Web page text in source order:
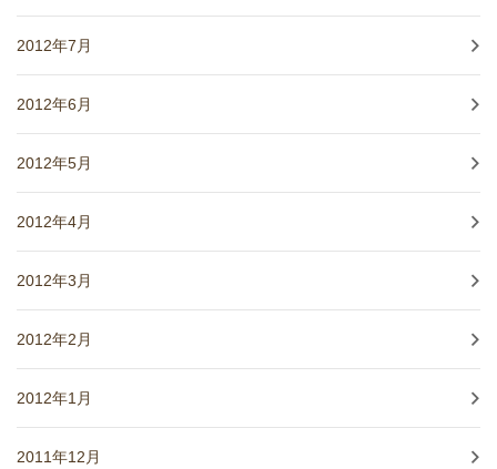
2012年7月
2012年6月
2012年5月
2012年4月
2012年3月
2012年2月
2012年1月
2011年12月